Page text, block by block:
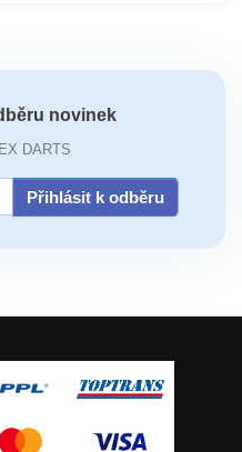
novinek
DARTS
Přihlásit k odběru